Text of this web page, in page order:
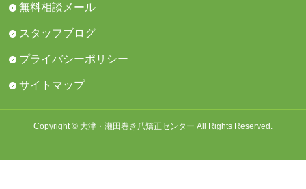
無料相談メール
スタッフブログ
プライバシーポリシー
サイトマップ
Copyright © 大津・瀬田巻き爪矯正センター All Rights Reserved.